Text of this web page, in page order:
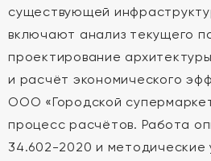
существующей
включают анализ текущего
проектирование
и расчёт экономического
ООО «Городской
процесс расчётов. Работа
34.602-2020 и методические